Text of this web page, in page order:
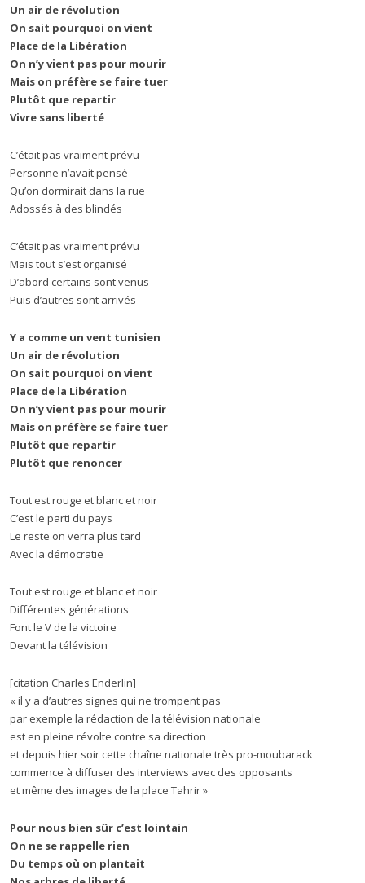
Un air de révolution
On sait pourquoi on vient
Place de la Libération
On n’y vient pas pour mourir
Mais on préfère se faire tuer
Plutôt que repartir
Vivre sans liberté
C’était pas vraiment prévu
Personne n’avait pensé
Qu’on dormirait dans la rue
Adossés à des blindés
C’était pas vraiment prévu
Mais tout s’est organisé
D’abord certains sont venus
Puis d’autres sont arrivés
Y a comme un vent tunisien
Un air de révolution
On sait pourquoi on vient
Place de la Libération
On n’y vient pas pour mourir
Mais on préfère se faire tuer
Plutôt que repartir
Plutôt que renoncer
Tout est rouge et blanc et noir
C’est le parti du pays
Le reste on verra plus tard
Avec la démocratie
Tout est rouge et blanc et noir
Différentes générations
Font le V de la victoire
Devant la télévision
[citation Charles Enderlin]
« il y a d’autres signes qui ne trompent pas
par exemple la rédaction de la télévision nationale
est en pleine révolte contre sa direction
et depuis hier soir cette chaîne nationale très pro-moubarack
commence à diffuser des interviews avec des opposants
et même des images de la place Tahrir »
Pour nous bien sûr c’est lointain
On ne se rappelle rien
Du temps où on plantait